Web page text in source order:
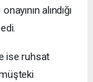
alındığı
ise ruhsat